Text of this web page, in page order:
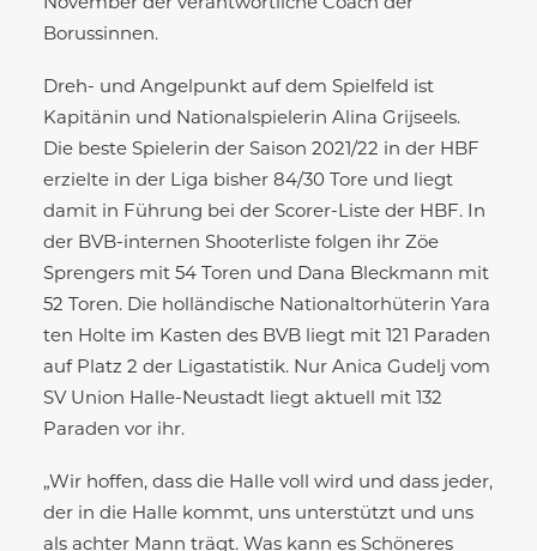
November der verantwortliche Coach der
Borussinnen.
Dreh- und Angelpunkt auf dem Spielfeld ist
Kapitänin und Nationalspielerin Alina Grijseels.
Die beste Spielerin der Saison 2021/22 in der HBF
erzielte in der Liga bisher 84/30 Tore und liegt
damit in Führung bei der Scorer-Liste der HBF. In
der BVB-internen Shooterliste folgen ihr Zöe
Sprengers mit 54 Toren und Dana Bleckmann mit
52 Toren. Die holländische Nationaltorhüterin Yara
ten Holte im Kasten des BVB liegt mit 121 Paraden
auf Platz 2 der Ligastatistik. Nur Anica Gudelj vom
SV Union Halle-Neustadt liegt aktuell mit 132
Paraden vor ihr.
„Wir hoffen, dass die Halle voll wird und dass jeder,
der in die Halle kommt, uns unterstützt und uns
als achter Mann trägt. Was kann es Schöneres